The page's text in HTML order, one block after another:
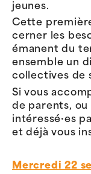
jeunes.
Cette
cerner les
émanent du
ensemble un
collectives de
Si vous
de parents,
intéressé·es
et déjà vous
Mercredi 22